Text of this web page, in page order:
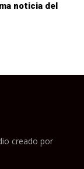
noticia del
creado por